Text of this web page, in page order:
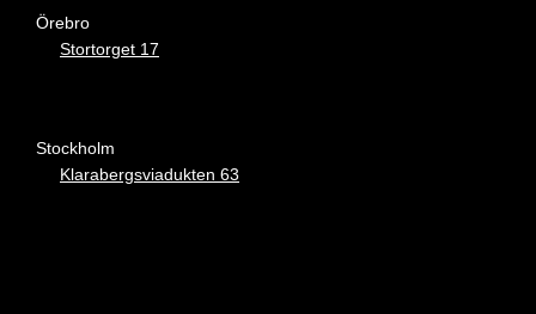
Örebro
Stortorget 17
Stockholm
Klarabergsviadukten 63